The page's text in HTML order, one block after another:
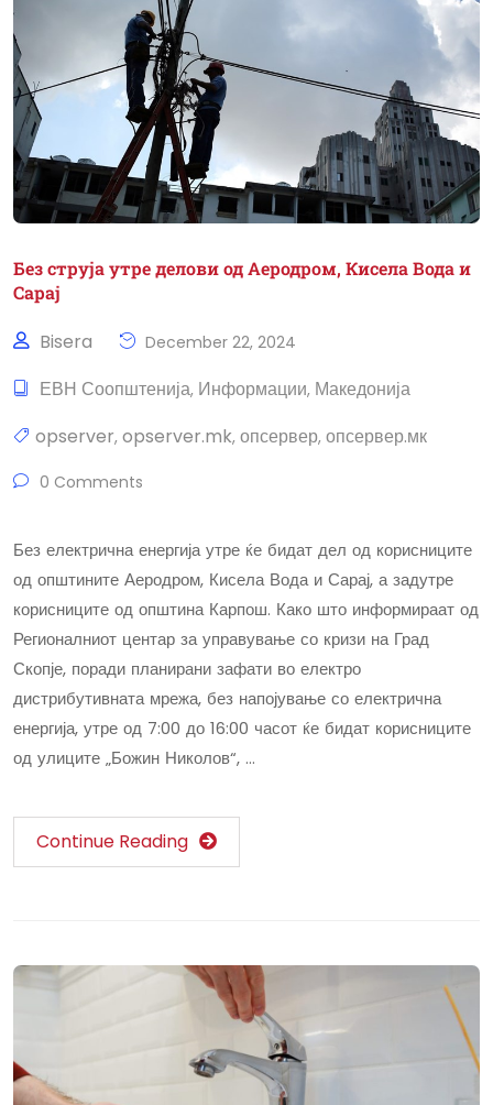
Без струја утре делови од Аеродром, Кисела Вода и
Сарај
Bisera December 22, 2024
ЕВН Соопштенија, Информации, Македонија
opserver, opserver.mk, опсервер, опсервер.мк
0 Comments
Без електрична енергија утре ќе бидат дел од корисниците
од општините Аеродром, Кисела Вода и Сарај, а задутре
корисниците од општина Карпош. Како што информираат од
Регионалниот центар за управување со кризи на Град
Скопје, поради планирани зафати во електро
дистрибутивната мрежа, без напојување со електрична
енергија, утре од 7:00 до 16:00 часот ќе бидат корисниците
од улиците „Божин Николов“, …
Continue Reading